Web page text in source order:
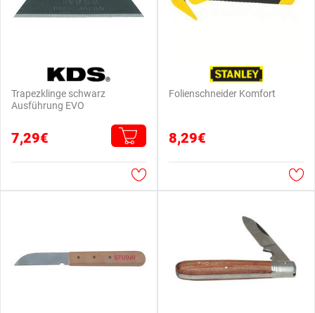
Trapezklinge schwarz
Ausführung EVO
7,29€
Folienschneider Komfort
8,29€